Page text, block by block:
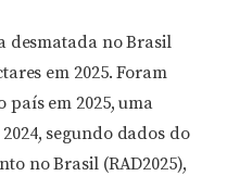
desmatada no Brasil
em 2025. Foram
país em 2025, uma
segundo dados do
no Brasil (RAD2025),